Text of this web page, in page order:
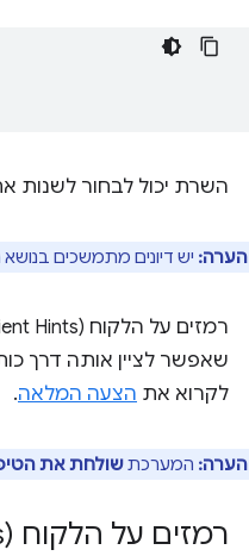
השרת יכול לבחור לשנות
הערה: יש דיונים מתמשכים
רמזים על הלקוח (Client Hints) לגבי הסוכן המשתמש מרחיבים את טווח המאפיינים באמצעות הקידומת
שאפשר לציין אותה דרך
לקרוא את הצעה המלאה.
הערה: המערכתשולחת את
רמזים על הלקוח (Client Hints) לגבי הסוכן המשתמש מ-Chromium 89